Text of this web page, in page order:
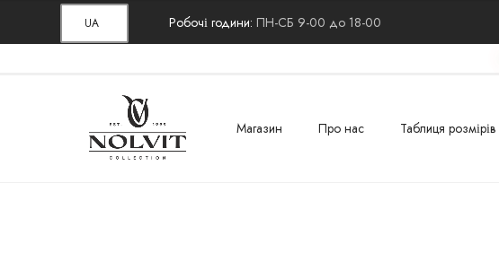
UA Робочі години:ПН-СБ 9-00 до 18-00
Магазин Про нас Таблиця розмірів